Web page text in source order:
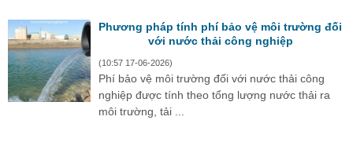
Phương pháp tính phí bảo vệ môi trường đối
với nước thải công nghiệp
(10:57 17-06-2026)
Phí bảo vệ môi trường đối với nước thải công
nghiệp được tính theo tổng lượng nước thải ra
môi trường, tải ...